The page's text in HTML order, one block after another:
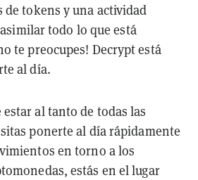
de tokens y una actividad
todo lo que está
te preocupes! Decrypt está
al día.
estar al tanto de todas las
ponerte al día rápidamente
en torno a los
estás en el lugar